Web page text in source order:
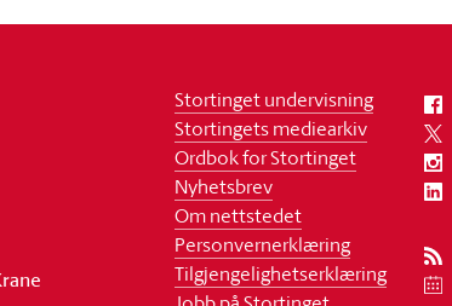
Stortinget undervisning
Stortingets mediearkiv
Ordbok for Stortinget
Nyhetsbrev
Om nettstedet
Personvernerklæring
Tilgjengelighetserklæring